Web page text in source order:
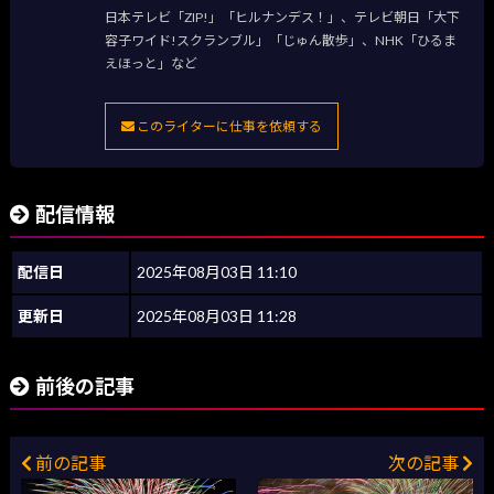
日本テレビ「ZIP!」「ヒルナンデス！」、テレビ朝日「大下
容子ワイド!スクランブル」「じゅん散歩」、NHK「ひるま
えほっと」など
このライターに仕事を依頼する
配信情報
配信日 2025年08月03日 11:10
更新日 2025年08月03日 11:28
前後の記事
前の記事 次の記事